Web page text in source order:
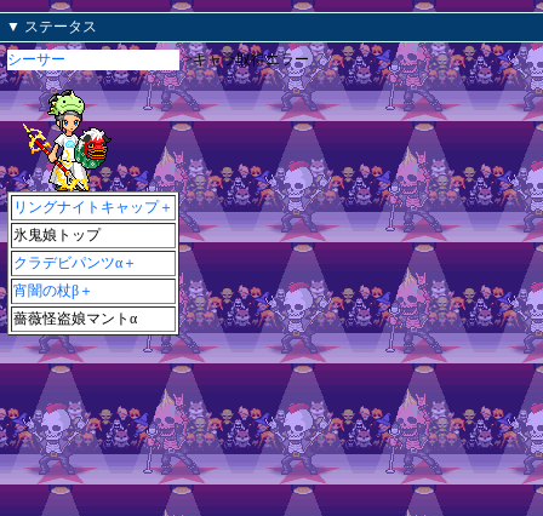
▼ ステータス
シーサー
リングナイトキャップ＋
氷鬼娘トップ
クラデビパンツα＋
宵闇の杖β＋
薔薇怪盗娘マントα
>キャラ取得エラー